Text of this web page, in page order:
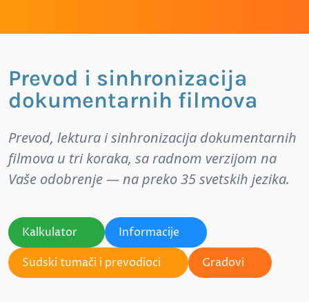
Prevod i sinhronizacija
dokumentarnih filmova
Prevod, lektura i sinhronizacija dokumentarnih
filmova u tri koraka, sa radnom verzijom na
Vaše odobrenje — na preko 35 svetskih jezika.
Kalkulator
Informacije
Sudski tumači i prevodioci
Gradovi